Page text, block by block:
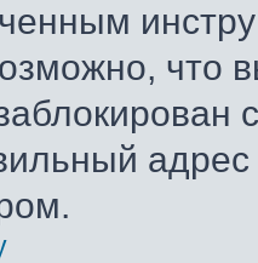
что
адрес